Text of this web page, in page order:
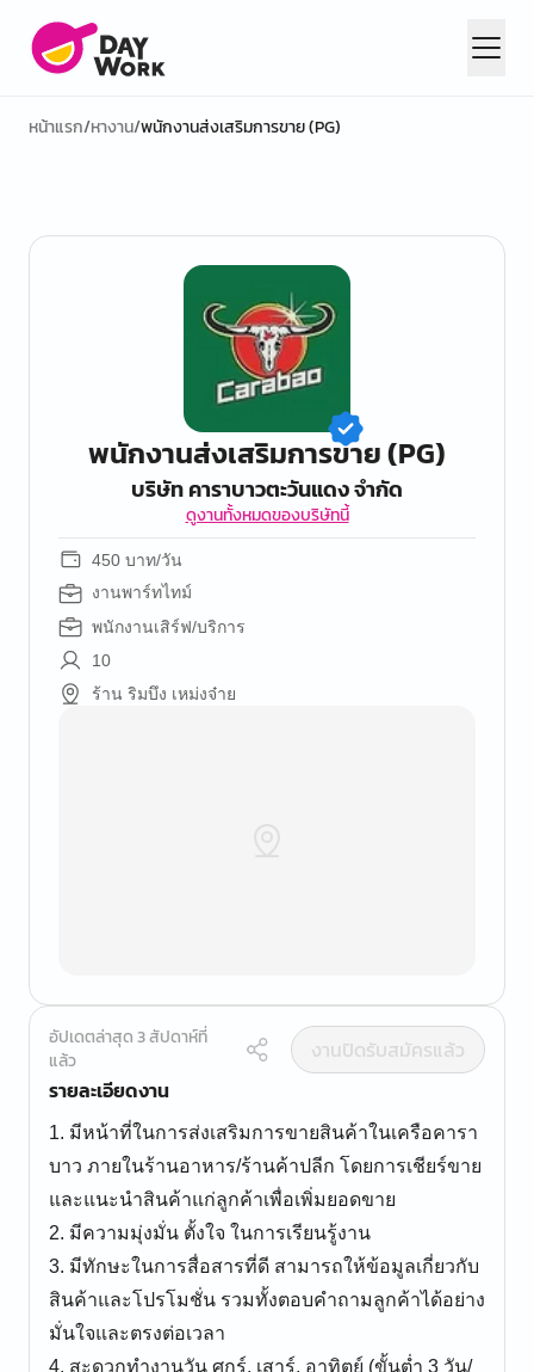
หน้าแรก/หางาน/พนักงานส่งเสริมการขาย (PG)
พนักงานส่งเสริมการขาย (PG)
บริษัท คาราบาวตะวันแดง จำกัด
ดูงานทั้งหมดของบริษัทนี้
450 บาท/วัน
งานพาร์ทไทม์
พนักงานเสิร์ฟ/บริการ
10
ร้าน ริมบึง เหม่งจ๋าย
อัปเดตล่าสุด 3 สัปดาห์ที่
แล้ว
งานปิดรับสมัครแล้ว
รายละเอียดงาน
1. มีหน้าที่ในการส่งเสริมการขายสินค้าในเครือคารา
บาว ภายในร้านอาหาร/ร้านค้าปลีก โดยการเชียร์ขาย
และแนะนำสินค้าแก่ลูกค้าเพื่อเพิ่มยอดขาย
2. มีความมุ่งมั่น ตั้งใจ ในการเรียนรู้งาน
3. มีทักษะในการสื่อสารที่ดี สามารถให้ข้อมูลเกี่ยวกับ
สินค้าและโปรโมชั่น รวมทั้งตอบคำถามลูกค้าได้อย่าง
มั่นใจและตรงต่อเวลา
4. สะดวกทำงานวัน ศุกร์, เสาร์, อาทิตย์ (ขั้นต่ำ 3 วัน/